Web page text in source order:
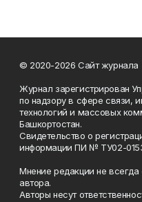
© 2020-2026 Сайт журнала
Журнал зарегистрирован
по надзору в сфере связи,
технологий и массовых
Башкортостан.
Свидетельство о
информации ПИ № ТУ02-
Мнение редакции не всегда
автора.
Авторы несут